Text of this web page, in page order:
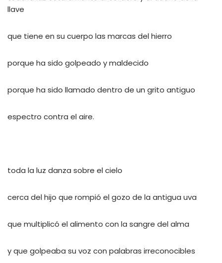
llave
que tiene en su cuerpo las marcas del hierro
porque ha sido golpeado y maldecido
porque ha sido llamado dentro de un grito antiguo
espectro contra el aire.
toda la luz danza sobre el cielo
cerca del hijo que rompió el gozo de la antigua uva
que multiplicó el alimento con la sangre del alma
y que golpeaba su voz con palabras irreconocibles